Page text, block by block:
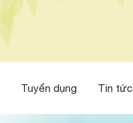
Tuyển dụng Tin tức